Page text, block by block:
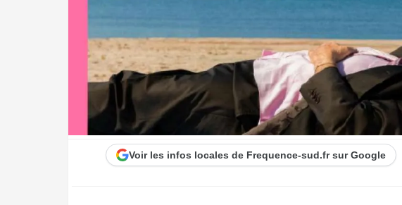
Voir les infos locales de Frequence-sud.fr sur Google